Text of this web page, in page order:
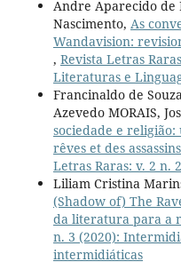
Andre Aparecido de
Nascimento, As
Wandavision:
, Revista Letras
Literaturas e
Francinaldo de
Azevedo MORAIS,
sociedade e
rêves et des
Letras Raras: v. 2 n.
Liliam Cristina
(Shadow of) The
da literatura para a
n. 3 (2020):
intermidiáticas